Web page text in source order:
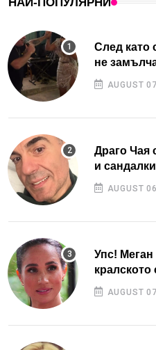
След като
не
AUGUST
Драго Чая
и
AUGUST
Упс!
кралското
AUGUST